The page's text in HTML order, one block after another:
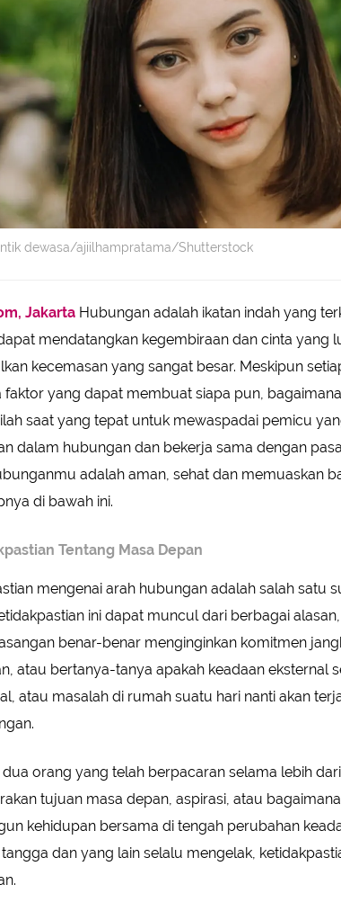
dewasa/ajiilhampratama/Shutterstock
Jakarta Hubungan adalah ikatan indah yang
mendatangkan kegembiraan dan cinta yang
kecemasan yang sangat besar. Meskipun
faktor yang dapat membuat siapa pun,
saat yang tepat untuk mewaspadai pemicu
dalam hubungan dan bekerja sama dengan
adalah aman, sehat dan memuaskan
di bawah ini.
Tentang Masa Depan
mengenai arah hubungan adalah salah satu
ini dapat muncul dari berbagai
benar-benar menginginkan komitmen
atau bertanya-tanya apakah keadaan eksternal
atau masalah di rumah suatu hari nanti akan
dua orang yang telah berpacaran selama lebih
tujuan masa depan, aspirasi, atau
kehidupan bersama di tengah perubahan
dan yang lain selalu mengelak,